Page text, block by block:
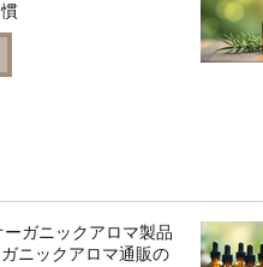
ガニックアロマ製品
ニックアロマ通販の